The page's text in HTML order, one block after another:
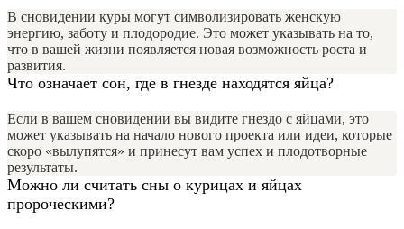
В сновидении куры могут символизировать женскую
энергию, заботу и плодородие. Это может указывать на то,
что в вашей жизни появляется новая возможность роста и
развития.
Что означает сон, где в гнезде находятся яйца?
Если в вашем сновидении вы видите гнездо с яйцами, это
может указывать на начало нового проекта или идеи, которые
скоро «вылупятся» и принесут вам успех и плодотворные
результаты.
Можно ли считать сны о курицах и яйцах
пророческими?